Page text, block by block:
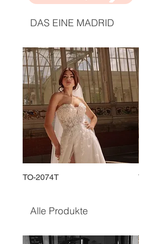
DAS EINE MADRID
TO-2074T TO-
Alle Produkte